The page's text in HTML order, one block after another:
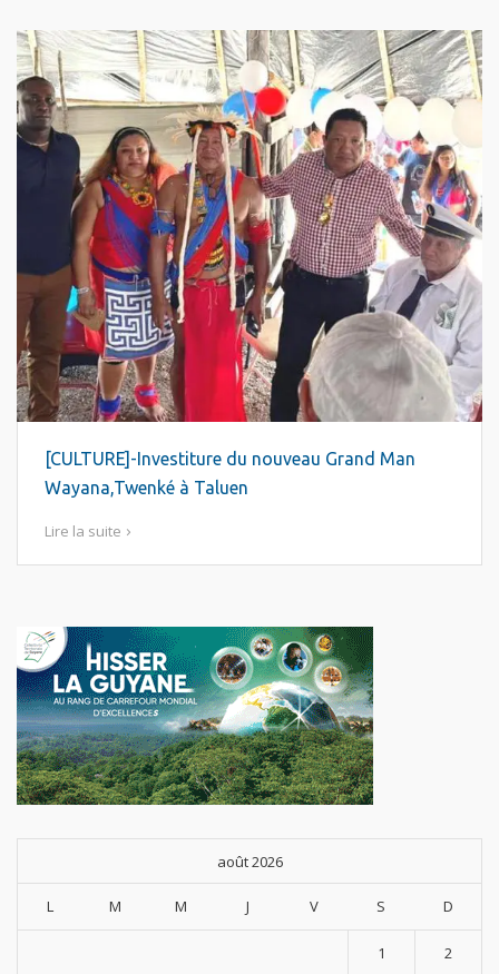
[CULTURE]-Investiture du nouveau Grand Man
Wayana,Twenké à Taluen
Lire la suite
août 2026
L M M J V S D
1 2